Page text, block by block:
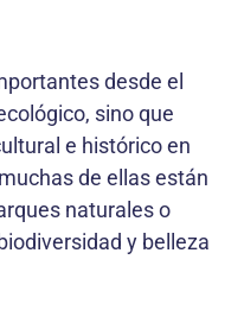
desde el
sino que
e histórico en
de ellas están
naturales o
y belleza